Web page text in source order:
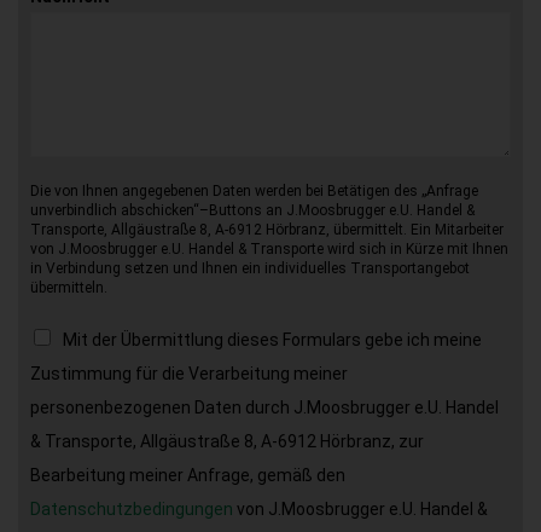
Die von Ihnen angegebenen Daten werden bei Betätigen des „Anfrage
unverbindlich abschicken“–Buttons an J.Moosbrugger e.U. Handel &
Transporte, Allgäustraße 8, A-6912 Hörbranz, übermittelt. Ein Mitarbeiter
von J.Moosbrugger e.U. Handel & Transporte wird sich in Kürze mit Ihnen
in Verbindung setzen und Ihnen ein individuelles Transportangebot
übermitteln.
Mit der Übermittlung dieses Formulars gebe ich meine
Zustimmung für die Verarbeitung meiner
personenbezogenen Daten durch J.Moosbrugger e.U. Handel
& Transporte, Allgäustraße 8, A-6912 Hörbranz, zur
Bearbeitung meiner Anfrage, gemäß den
Datenschutzbedingungen von J.Moosbrugger e.U. Handel &